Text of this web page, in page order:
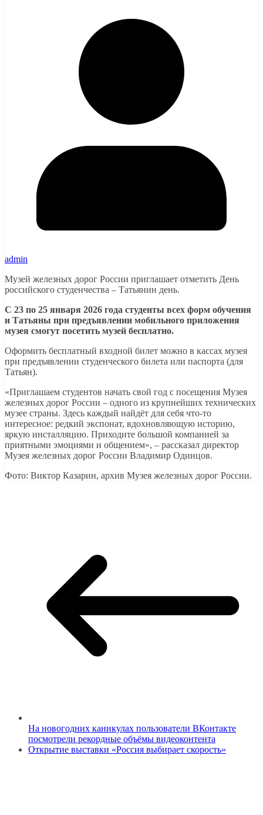
admin
Музей железных дорог России приглашает отметить День
российского студенчества – Татьянин день.
С 23 по 25 января 2026 года студенты всех форм обучения
и Татьяны при предъявлении мобильного приложения
музея смогут посетить музей бесплатно.
Оформить бесплатный входной билет можно в кассах музея
при предъявлении студенческого билета или паспорта (для
Татьян).
«Приглашаем студентов начать свой год с посещения Музея
железных дорог России – одного из крупнейших технических
музее страны. Здесь каждый найдёт для себя что-то
интересное: редкий экспонат, вдохновляющую историю,
яркую инсталляцию. Приходите большой компанией за
приятными эмоциями и общением», – рассказал директор
Музея железных дорог России Владимир Одинцов.
Фото: Виктор Казарин, архив Музея железных дорог России.
На новогодних каникулах пользователи ВКонтакте
посмотрели рекордные объёмы видеоконтента
Открытие выставки «Россия выбирает скорость»